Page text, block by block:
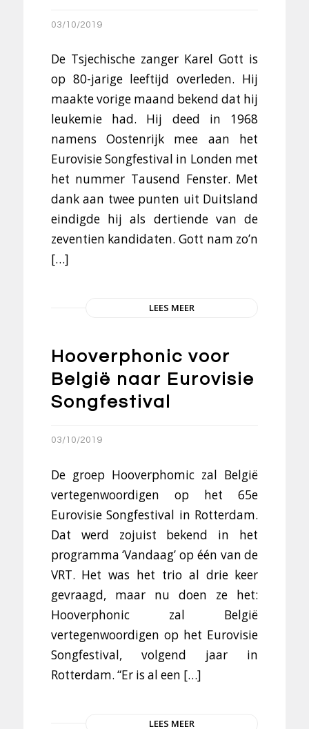
03/10/2019
De Tsjechische zanger Karel Gott is
op 80-jarige leeftijd overleden. Hij
maakte vorige maand bekend dat hij
leukemie had. Hij deed in 1968
namens Oostenrijk mee aan het
Eurovisie Songfestival in Londen met
het nummer Tausend Fenster. Met
dank aan twee punten uit Duitsland
eindigde hij als dertiende van de
zeventien kandidaten. Gott nam zo’n
[…]
LEES MEER
Hooverphonic voor
België naar Eurovisie
Songfestival
03/10/2019
De groep Hooverphomic zal België
vertegenwoordigen op het 65e
Eurovisie Songfestival in Rotterdam.
Dat werd zojuist bekend in het
programma ‘Vandaag’ op één van de
VRT. Het was het trio al drie keer
gevraagd, maar nu doen ze het:
Hooverphonic zal België
vertegenwoordigen op het Eurovisie
Songfestival, volgend jaar in
Rotterdam. “Er is al een […]
LEES MEER